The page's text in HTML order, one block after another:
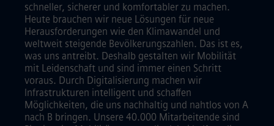
schneller, sicherer und komfortabler zu machen.
Heute brauchen wir neue Lösungen für neue
Herausforderungen wie den Klimawandel und
weltweit steigende Bevölkerungszahlen. Das ist es,
was uns antreibt. Deshalb gestalten wir Mobilität
mit Leidenschaft und sind immer einen Schritt
voraus. Durch Digitalisierung machen wir
Infrastrukturen intelligent und schaffen
Möglichkeiten, die uns nachhaltig und nahtlos von A
nach B bringen. Unsere 40.000 Mitarbeitende sind